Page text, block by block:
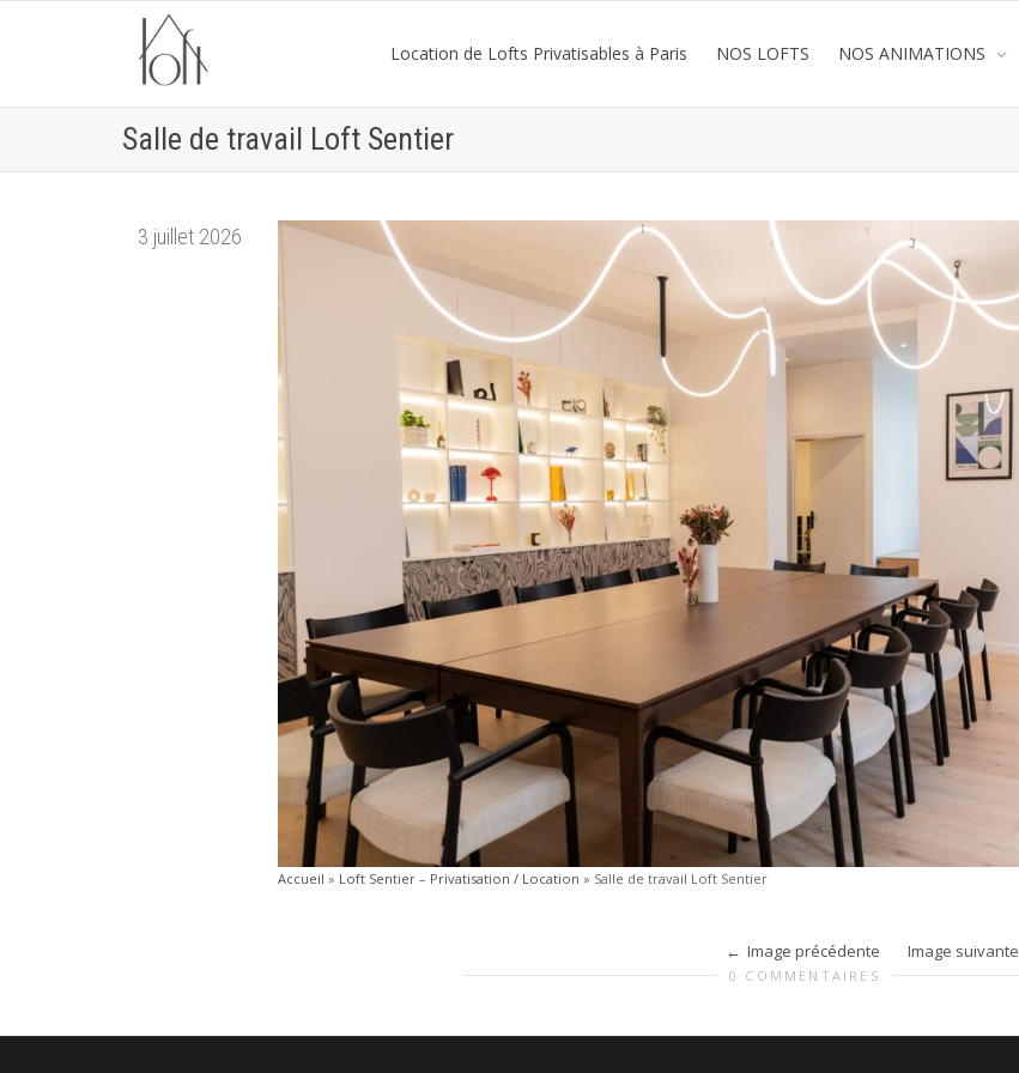
Location de Lofts Privatisables à Paris NOS LOFTS NOS ANIMATIONS
Salle de travail Loft Sentier
3 juillet 2026
Accueil » Loft Sentier – Privatisation / Location » Salle de travail Loft Sentier
Image précédente Image suivante
0 COMMENTAIRES